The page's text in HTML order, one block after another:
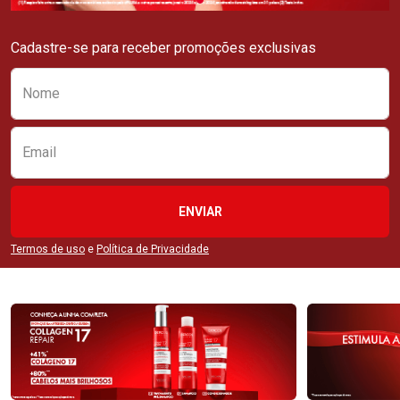
Cadastre-se para receber promoções exclusivas
Nome
Email
ENVIAR
Termos de uso e Política de Privacidade